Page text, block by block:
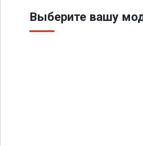
Выберите вашу